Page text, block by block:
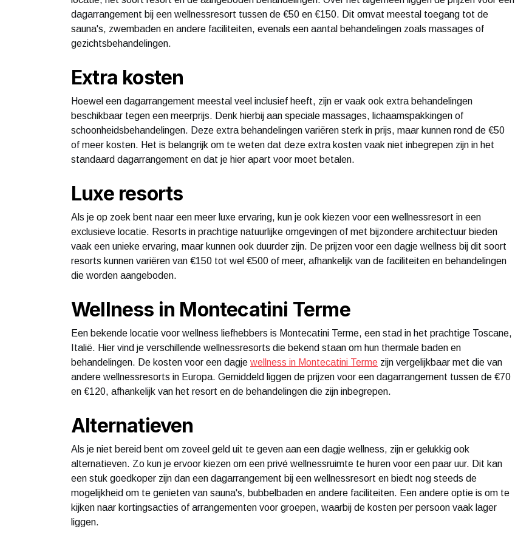
dagarrangement bij een wellnessresort tussen de €50 en €150. Dit omvat meestal toegang tot de
sauna's, zwembaden en andere faciliteiten, evenals een aantal behandelingen zoals massages of
gezichtsbehandelingen.
Extra kosten
Hoewel een dagarrangement meestal veel inclusief heeft, zijn er vaak ook extra behandelingen
beschikbaar tegen een meerprijs. Denk hierbij aan speciale massages, lichaamspakkingen of
schoonheidsbehandelingen. Deze extra behandelingen variëren sterk in prijs, maar kunnen rond de €50
of meer kosten. Het is belangrijk om te weten dat deze extra kosten vaak niet inbegrepen zijn in het
standaard dagarrangement en dat je hier apart voor moet betalen.
Luxe resorts
Als je op zoek bent naar een meer luxe ervaring, kun je ook kiezen voor een wellnessresort in een
exclusieve locatie. Resorts in prachtige natuurlijke omgevingen of met bijzondere architectuur bieden
vaak een unieke ervaring, maar kunnen ook duurder zijn. De prijzen voor een dagje wellness bij dit soort
resorts kunnen variëren van €150 tot wel €500 of meer, afhankelijk van de faciliteiten en behandelingen
die worden aangeboden.
Wellness in Montecatini Terme
Een bekende locatie voor wellness liefhebbers is Montecatini Terme, een stad in het prachtige Toscane,
Italië. Hier vind je verschillende wellnessresorts die bekend staan om hun thermale baden en
behandelingen. De kosten voor een dagje wellness in Montecatini Terme zijn vergelijkbaar met die van
andere wellnessresorts in Europa. Gemiddeld liggen de prijzen voor een dagarrangement tussen de €70
en €120, afhankelijk van het resort en de behandelingen die zijn inbegrepen.
Alternatieven
Als je niet bereid bent om zoveel geld uit te geven aan een dagje wellness, zijn er gelukkig ook
alternatieven. Zo kun je ervoor kiezen om een privé wellnessruimte te huren voor een paar uur. Dit kan
een stuk goedkoper zijn dan een dagarrangement bij een wellnessresort en biedt nog steeds de
mogelijkheid om te genieten van sauna's, bubbelbaden en andere faciliteiten. Een andere optie is om te
kijken naar kortingsacties of arrangementen voor groepen, waarbij de kosten per persoon vaak lager
liggen.